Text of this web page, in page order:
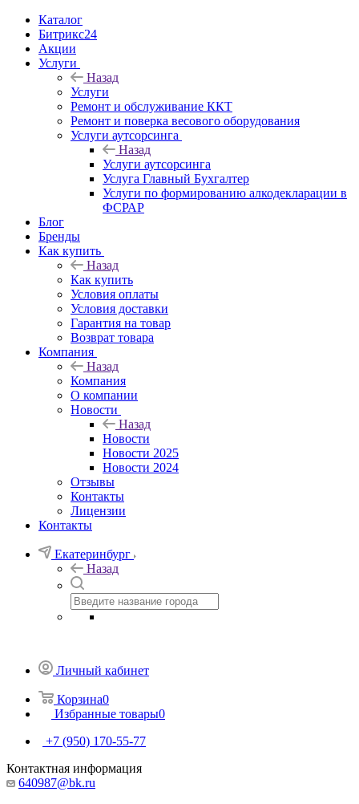
Каталог
Битрикс24
Акции
Услуги
Назад
Услуги
Ремонт и обслуживание ККТ
Ремонт и поверка весового оборудования
Услуги аутсорсинга
Назад
Услуги аутсорсинга
Услуга Главный Бухгалтер
Услуги по формированию алкодекларации в
ФСРАР
Блог
Бренды
Как купить
Назад
Как купить
Условия оплаты
Условия доставки
Гарантия на товар
Возврат товара
Компания
Назад
Компания
О компании
Новости
Назад
Новости
Новости 2025
Новости 2024
Отзывы
Контакты
Лицензии
Контакты
Екатеринбург
Назад
Личный кабинет
Корзина0
Избранные товары0
+7 (950) 170-55-77
Контактная информация
640987@bk.ru